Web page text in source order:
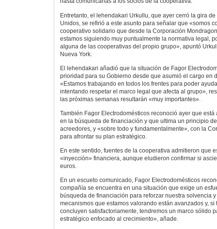
Entretanto, el lehendakari Urkullu, que ayer cerró la gira
Unidos, se refirió a este asunto para señalar que «somos
cooperativo solidario que desde la Corporación
estamos siguiendo muy puntualmente la normativa legal,
alguna de las cooperativas del propio grupo», apuntó
Nueva York.
El lehendakari añadió que la situación de Fagor
prioridad para su Gobierno desde que asumió el cargo en
«Estamos trabajando en todos los frentes para poder
intentando respetar el marco legal que afecta al grupo»,
las próximas semanas resultarán «muy importantes».
También Fagor Electrodomésticos reconoció ayer que
en la búsqueda de financiación y que ultima un principio
acreedores, y «sobre todo y fundamentalmente», con la
para afrontar su plan estratégico.
En este sentido, fuentes de la cooperativa admitieron que
«inyección» financiera, aunque eludieron confirmar si
euros.
En un escueto comunicado, Fagor Electrodomésticos
compañía se encuentra en una situación que exige un
búsqueda de financiación para reforzar nuestra solvencia
mecanismos que estamos valorando están avanzados y,
concluyen satisfactoriamente, tendremos un marco sólido
estratégico enfocado al crecimiento», añade.